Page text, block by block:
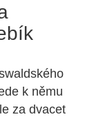
k němu
za dvacet